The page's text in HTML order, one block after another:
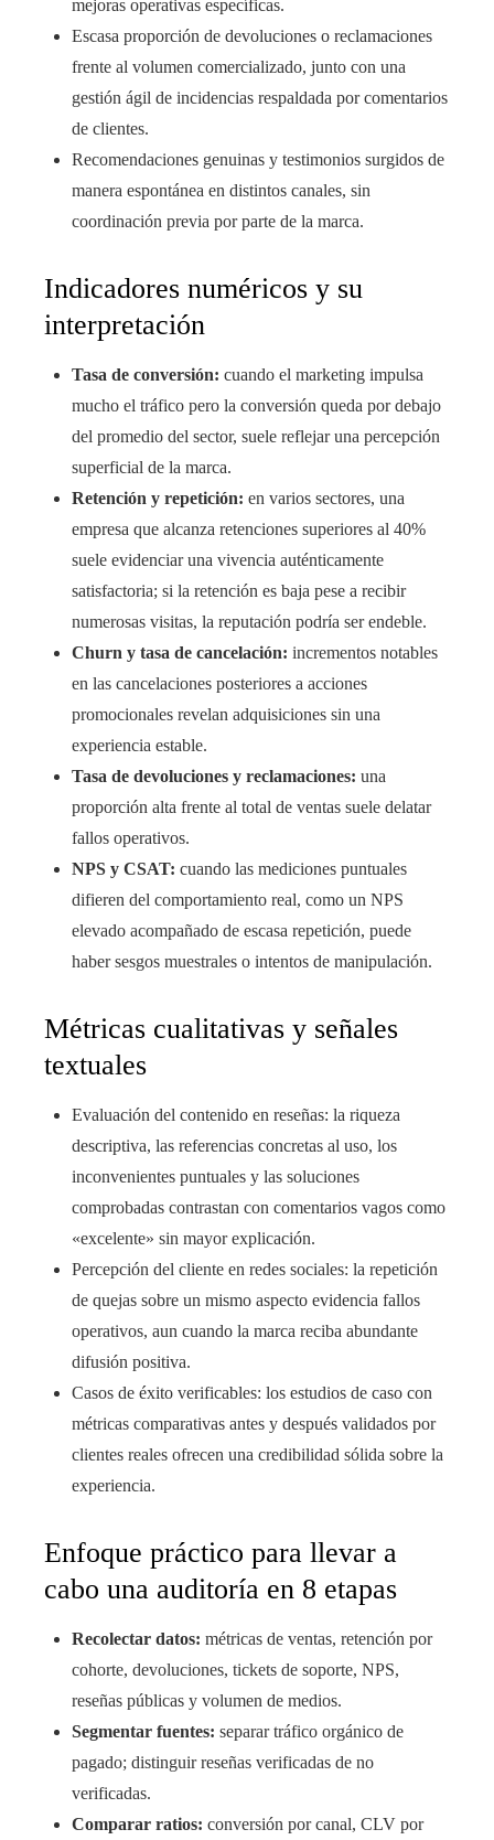
mejoras operativas específicas.
Escasa proporción de devoluciones o reclamaciones
frente al volumen comercializado, junto con una
gestión ágil de incidencias respaldada por comentarios
de clientes.
Recomendaciones genuinas y testimonios surgidos de
manera espontánea en distintos canales, sin
coordinación previa por parte de la marca.
Indicadores numéricos y su
interpretación
Tasa de conversión: cuando el marketing impulsa
mucho el tráfico pero la conversión queda por debajo
del promedio del sector, suele reflejar una percepción
superficial de la marca.
Retención y repetición: en varios sectores, una
empresa que alcanza retenciones superiores al 40%
suele evidenciar una vivencia auténticamente
satisfactoria; si la retención es baja pese a recibir
numerosas visitas, la reputación podría ser endeble.
Churn y tasa de cancelación: incrementos notables
en las cancelaciones posteriores a acciones
promocionales revelan adquisiciones sin una
experiencia estable.
Tasa de devoluciones y reclamaciones: una
proporción alta frente al total de ventas suele delatar
fallos operativos.
NPS y CSAT: cuando las mediciones puntuales
difieren del comportamiento real, como un NPS
elevado acompañado de escasa repetición, puede
haber sesgos muestrales o intentos de manipulación.
Métricas cualitativas y señales
textuales
Evaluación del contenido en reseñas: la riqueza
descriptiva, las referencias concretas al uso, los
inconvenientes puntuales y las soluciones
comprobadas contrastan con comentarios vagos como
«excelente» sin mayor explicación.
Percepción del cliente en redes sociales: la repetición
de quejas sobre un mismo aspecto evidencia fallos
operativos, aun cuando la marca reciba abundante
difusión positiva.
Casos de éxito verificables: los estudios de caso con
métricas comparativas antes y después validados por
clientes reales ofrecen una credibilidad sólida sobre la
experiencia.
Enfoque práctico para llevar a
cabo una auditoría en 8 etapas
Recolectar datos: métricas de ventas, retención por
cohorte, devoluciones, tickets de soporte, NPS,
reseñas públicas y volumen de medios.
Segmentar fuentes: separar tráfico orgánico de
pagado; distinguir reseñas verificadas de no
verificadas.
Comparar ratios: conversión por canal, CLV por